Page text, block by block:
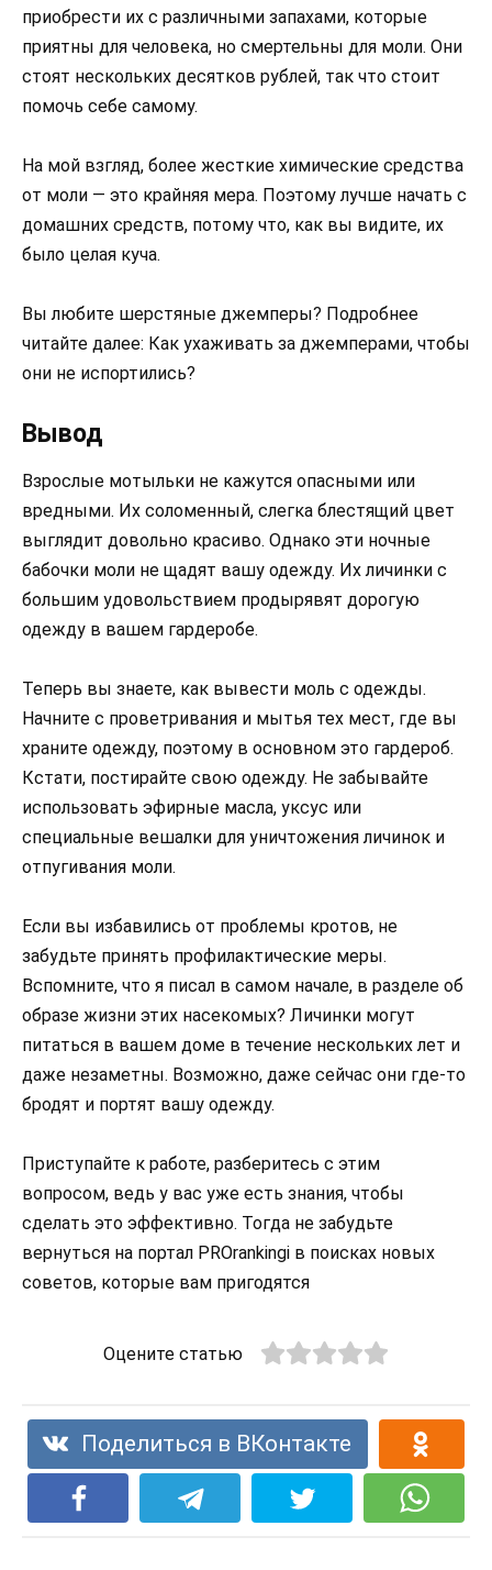
приобрести их с различными запахами, которые
приятны для человека, но смертельны для моли. Они
стоят нескольких десятков рублей, так что стоит
помочь себе самому.
На мой взгляд, более жесткие химические средства
от моли — это крайняя мера. Поэтому лучше начать с
домашних средств, потому что, как вы видите, их
было целая куча.
Вы любите шерстяные джемперы? Подробнее
читайте далее: Как ухаживать за джемперами, чтобы
они не испортились?
Вывод
Взрослые мотыльки не кажутся опасными или
вредными. Их соломенный, слегка блестящий цвет
выглядит довольно красиво. Однако эти ночные
бабочки моли не щадят вашу одежду. Их личинки с
большим удовольствием продырявят дорогую
одежду в вашем гардеробе.
Теперь вы знаете, как вывести моль с одежды.
Начните с проветривания и мытья тех мест, где вы
храните одежду, поэтому в основном это гардероб.
Кстати, постирайте свою одежду. Не забывайте
использовать эфирные масла, уксус или
специальные вешалки для уничтожения личинок и
отпугивания моли.
Если вы избавились от проблемы кротов, не
забудьте принять профилактические меры.
Вспомните, что я писал в самом начале, в разделе об
образе жизни этих насекомых? Личинки могут
питаться в вашем доме в течение нескольких лет и
даже незаметны. Возможно, даже сейчас они где-то
бродят и портят вашу одежду.
Приступайте к работе, разберитесь с этим
вопросом, ведь у вас уже есть знания, чтобы
сделать это эффективно. Тогда не забудьте
вернуться на портал PROrankingi в поисках новых
советов, которые вам пригодятся
Оцените статью
Поделиться в ВКонтакте